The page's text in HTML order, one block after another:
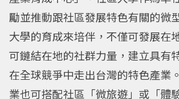
勵並推動跟社區發展特色有關的微
大學的育成來培伴，不僅可發展在
可鏈結在地的社群力量，建立具有
在全球競爭中走出台灣的特色產業
業也可搭配社區「微旅遊」或「體